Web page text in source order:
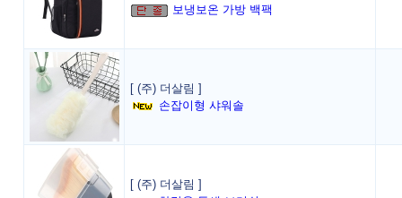
보냉보온 가방 백팩
[ (주) 더살림 ]
손잡이형 샤워솔
[ (주) 더살림 ]